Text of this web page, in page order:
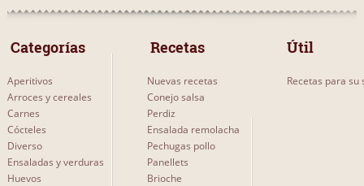
Categorías
Aperitivos
Arroces y cereales
Carnes
Cócteles
Diverso
Ensaladas y verduras
Huevos
Recetas
Nuevas recetas
Conejo salsa
Perdiz
Ensalada remolacha
Pechugas pollo
Panellets
Brioche
Útil
Recetas para su